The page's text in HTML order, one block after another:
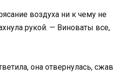
воздуха ни к чему не
рукой. — Виноваты все,
она отвернулась, сжав